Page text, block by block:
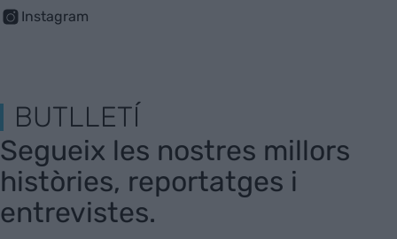
Instagram
BUTLLETÍ
Segueix les nostres millors
històries, reportatges i
entrevistes.